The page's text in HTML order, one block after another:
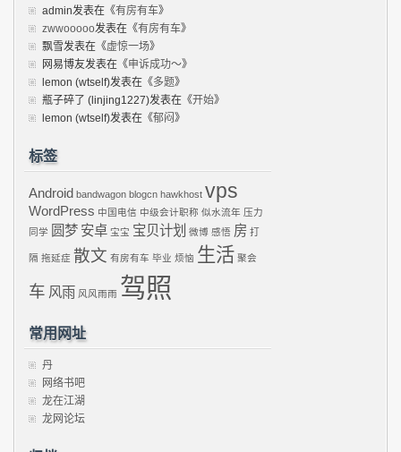
admin发表在《有房有车》
zwwooooo发表在《有房有车》
飘雪发表在《虚惊一场》
网易博友发表在《申诉成功～》
lemon (wtself)发表在《多题》
瓶子碎了 (linjing1227)发表在《开始》
lemon (wtself)发表在《郁闷》
标签
Android bandwagon blogcn hawkhost vps
WordPress 中国电信 中级会计职称 似水流年 压力
同学 圆梦 安卓 宝宝 宝贝计划 微博 感悟 房 打
隔 拖延症 散文 有房有车 毕业 烦恼 生活 聚会
车 风雨 风风雨雨 驾照
常用网址
丹
网络书吧
龙在江湖
龙网论坛